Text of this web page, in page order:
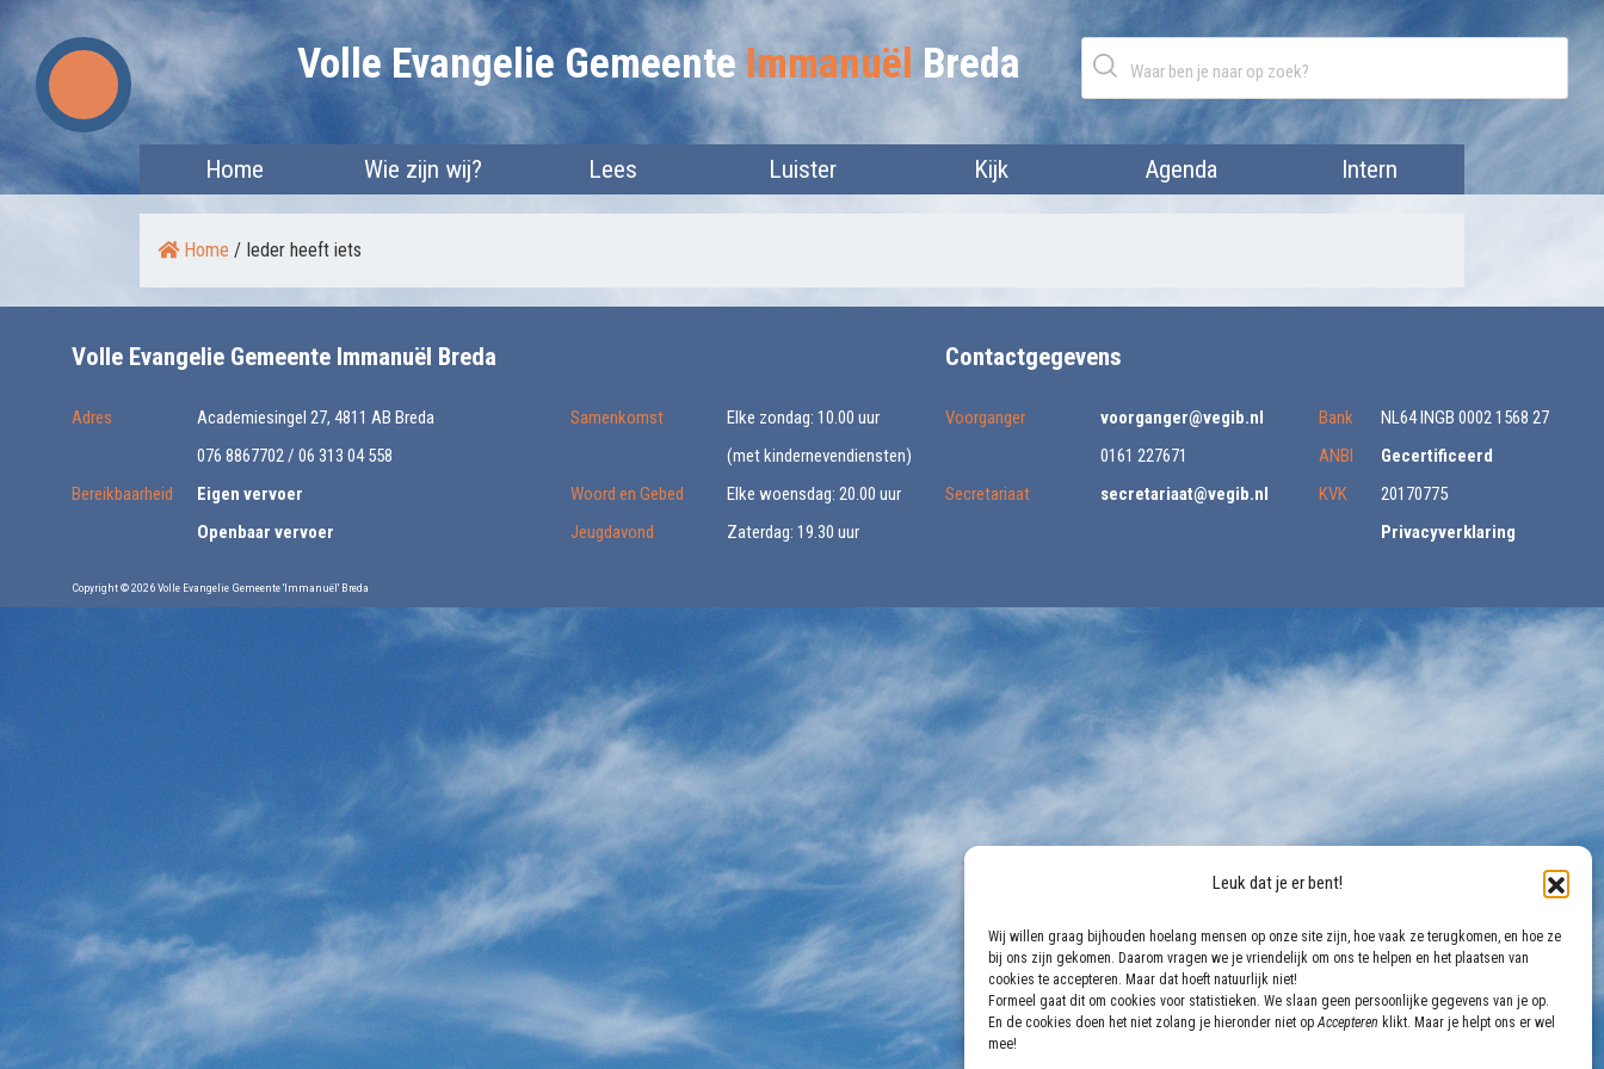
Leuk dat je er bent!
Wij willen graag bijhouden hoelang mensen op onze site zijn, hoe vaak ze terugkomen, en hoe ze
bij ons zijn gekomen. Daarom vragen we je vriendelijk om ons te helpen en het plaatsen van
cookies te accepteren. Maar dat hoeft natuurlijk niet!
Formeel gaat dit om cookies voor statistieken. We slaan geen persoonlijke gegevens van je op.
En de cookies doen het niet zolang je hieronder niet opAccepteren klikt. Maar je helpt ons er wel
mee!
Skip
to
content
Volle Evangelie Gemeente Immanuël Breda
Home Wie zijn wij? Lees Luister Kijk Agenda Intern
Home / Ieder heeft iets
Volle Evangelie Gemeente Immanuël Breda
Adres
Academiesingel 27, 4811 AB Breda
076 8867702 / 06 313 04 558
Bereikbaarheid
Eigen vervoer
Openbaar vervoer
Samenkomst
Elke zondag: 10.00 uur
(met kindernevendiensten)
Woord en Gebed
Elke woensdag: 20.00 uur
Jeugdavond
Zaterdag: 19.30 uur
Contactgegevens
Voorganger
voorganger@vegib.nl
0161 227671
Secretariaat
secretariaat@vegib.nl
Bank
NL64 INGB 0002 1568 27
ANBI
Gecertificeerd
KVK
20170775
Privacyverklaring
Copyright © 2026 Volle Evangelie Gemeente 'Immanuël' Breda